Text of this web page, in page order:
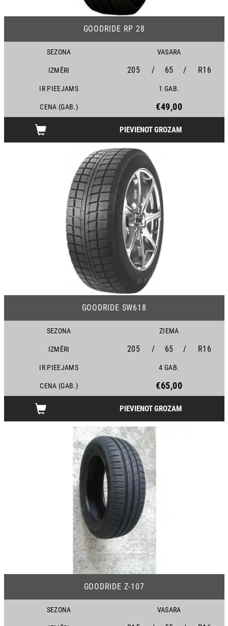
GOODRIDE RP 28
SEZONA VASARA
IZMĒRI 205 / 65 / R16
IR PIEEJAMS 1 GAB.
CENA (GAB.) €49,00
PIEVIENOT GROZAM
GOODRIDE SW618
SEZONA ZIEMA
IZMĒRI 205 / 65 / R16
IR PIEEJAMS 4 GAB.
CENA (GAB.) €65,00
PIEVIENOT GROZAM
GOODRIDE Z-107
SEZONA VASARA